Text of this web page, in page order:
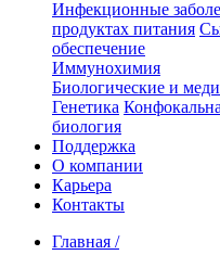
Инфекционные
продуктах питания
обеспечение
Иммунохимия
Биологические и
Генетика
биология
Поддержка
О компании
Карьера
Контакты
Главная /